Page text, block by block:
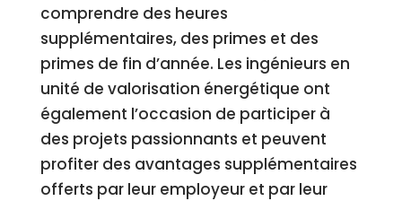
comprendre des heures
supplémentaires, des primes et des
primes de fin d’année. Les ingénieurs en
unité de valorisation énergétique ont
également l’occasion de participer à
des projets passionnants et peuvent
profiter des avantages supplémentaires
offerts par leur employeur et par leur